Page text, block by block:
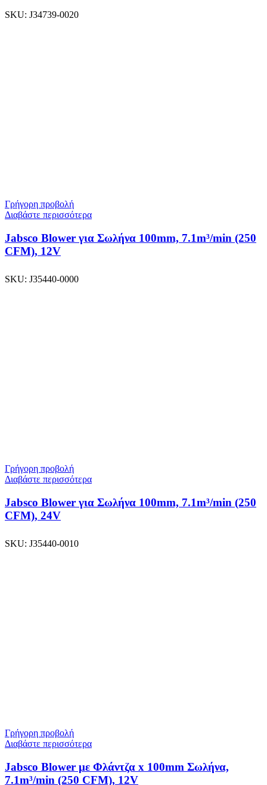
SKU: J34739-0020
Γρήγορη προβολή
Διαβάστε περισσότερα
Jabsco Blower για Σωλήνα 100mm, 7.1m³/min (250
CFM), 12V
SKU: J35440-0000
Γρήγορη προβολή
Διαβάστε περισσότερα
Jabsco Blower για Σωλήνα 100mm, 7.1m³/min (250
CFM), 24V
SKU: J35440-0010
Γρήγορη προβολή
Διαβάστε περισσότερα
Jabsco Blower με Φλάντζα x 100mm Σωλήνα,
7.1m³/min (250 CFM), 12V